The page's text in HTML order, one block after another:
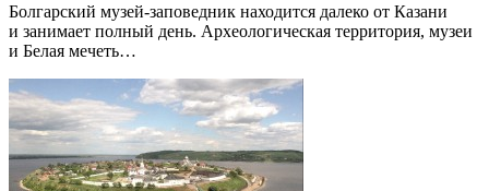
Болгарский музей-заповедник находится далеко от Казани
и занимает полный день. Археологическая территория, музеи
и Белая мечеть…